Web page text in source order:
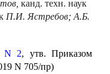
канд. техн. наук
П.И. Ястребов; А.Б.
N 2, утв. Приказом
N 705/пр)